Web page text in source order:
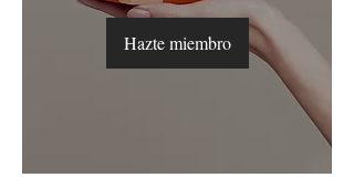
Hazte miembro